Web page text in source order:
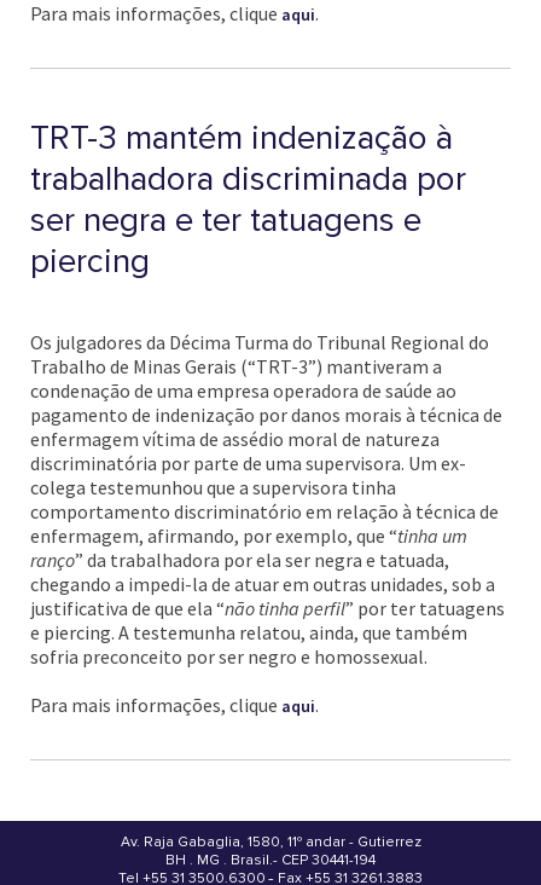
Para mais informações, clique aqui.
TRT-3 mantém indenização à
trabalhadora discriminada por
ser negra e ter tatuagens e
piercing
Os julgadores da Décima Turma do Tribunal Regional do
Trabalho de Minas Gerais (“TRT-3”) mantiveram a
condenação de uma empresa operadora de saúde ao
pagamento de indenização por danos morais à técnica de
enfermagem vítima de assédio moral de natureza
discriminatória por parte de uma supervisora. Um ex-
colega testemunhou que a supervisora tinha
comportamento discriminatório em relação à técnica de
enfermagem, afirmando, por exemplo, que “tinha um
ranço” da trabalhadora por ela ser negra e tatuada,
chegando a impedi-la de atuar em outras unidades, sob a
justificativa de que ela “não tinha perfil” por ter tatuagens
e piercing. A testemunha relatou, ainda, que também
sofria preconceito por ser negro e homossexual.
Para mais informações, clique aqui.
Av. Raja Gabaglia, 1580, 11º andar - Gutierrez
.
BH . MG . Brasil - CEP 30441-194
-
Tel +55 31 3500.6300 - Fax +55 31 3261.3883